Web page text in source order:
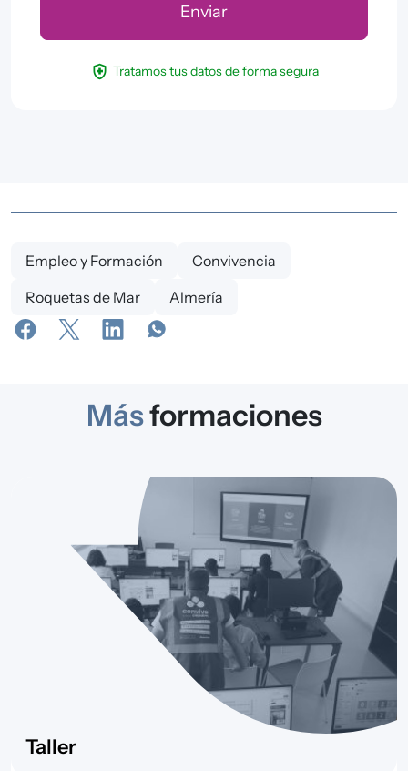
health_and_safety Tratamos tus datos de forma segura
Empleo y Formación
Convivencia
Roquetas de Mar
Almería
Másformaciones
Taller